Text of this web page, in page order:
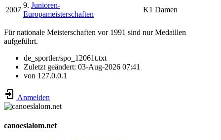
2007
9. Junioren-
Europameisterschaften
K1 Damen
Für nationale Meisterschaften vor 1991 sind nur Medaillen
aufgeführt.
de_sportler/spo_12061t.txt
Zuletzt geändert: 03-Aug-2026 07:41
von 127.0.0.1
Anmelden
canoeslalom.net